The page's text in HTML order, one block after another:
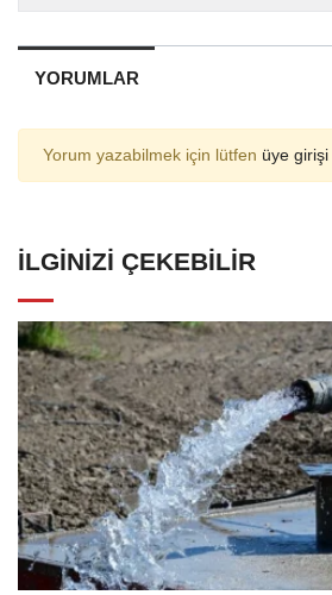
YORUMLAR
Yorum yazabilmek için lütfen üye girişi
İLGINIZI ÇEKEBILIR